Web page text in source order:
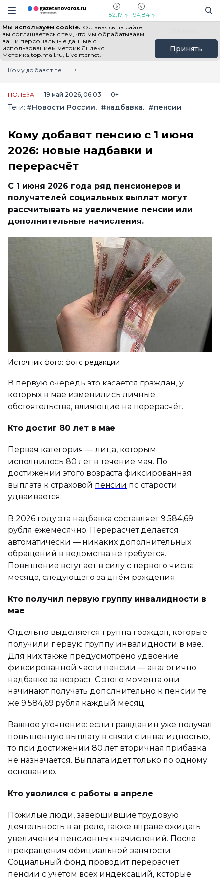
Информационный портал "ГазетаНоворос.ру"
Навигация сайта
82,17 94,84
Мы используем cookie. Оставаясь на сайте,
вы соглашаетесь с тем, что мы обрабатываем
ваши персональные данные с
использованием метрик Яндекс
Метрика,top.mail.ru, LiveInternet.
Принять
Все новости Новости России
Главная
Лента новостей
Кому добавят пенсию с 1 июня 2026: новые надбавки и перерасчёт
ПОЛЬЗА 19 май 2026, 06:03 0+
Теги: #Новости России #надбавка #пенсии
Кому добавят пенсию с 1 июня
2026: новые надбавки и
перерасчёт
С 1 июня 2026 года ряд пенсионеров и
получателей социальных выплат могут
рассчитывать на увеличение пенсии или
дополнительные начисления.
Источник фото: фото редакции
В первую очередь это касается граждан, у
которых в мае изменились личные
обстоятельства, влияющие на перерасчёт.
Кто достиг 80 лет в мае
Первая категория — лица, которым
исполнилось 80 лет в течение мая. По
достижении этого возраста фиксированная
выплата к страховой пенсии по старости
удваивается.
В 2026 году эта надбавка составляет 9 584,69
рубля ежемесячно. Перерасчёт делается
автоматически — никаких дополнительных
обращений в ведомства не требуется.
Повышение вступает в силу с первого числа
месяца, следующего за днём рождения.
Кто получил первую группу инвалидности в
мае
Отдельно выделяется группа граждан, которые
получили первую группу инвалидности в мае.
Для них также предусмотрено удвоение
фиксированной части пенсии — аналогично
надбавке за возраст. С этого момента они
начинают получать дополнительно к пенсии те
же 9 584,69 рубля каждый месяц.
Важное уточнение: если гражданин уже получал
повышенную выплату в связи с инвалидностью,
то при достижении 80 лет вторичная прибавка
не назначается. Выплата идёт только по одному
основанию.
Кто уволился с работы в апреле
Пожилые люди, завершившие трудовую
деятельность в апреле, также вправе ожидать
увеличения пенсионных начислений. После
прекращения официальной занятости
Социальный фонд проводит перерасчёт
пенсии с учётом всех индексаций, которые